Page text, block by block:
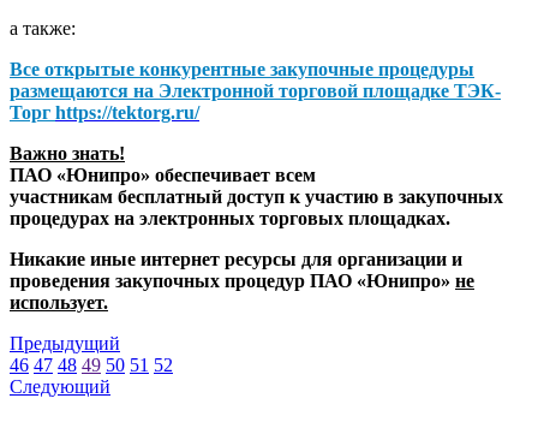
а также:
Все открытые конкурентные закупочные процедуры
размещаются на Электронной торговой площадке ТЭК-
Торг https://tektorg.ru/
Важно знать!
ПАО «Юнипро» обеспечивает всем
участникам бесплатный доступ к участию в закупочных
процедурах на электронных торговых площадках.
Никакие иные интернет ресурсы для организации и
проведения закупочных процедур ПАО «Юнипро» не
использует.
Предыдущий
46 47 48 49 50 51 52
Следующий